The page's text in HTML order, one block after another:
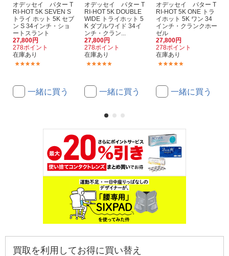
オデッセイ パター T
RI-HOT 5K SEVEN S
トライ ホット 5K セブ
ン S 34インチ・ショ
ートスラント
27,800円
278ポイント
在庫あり
一緒に買う
オデッセイ パター T
RI-HOT 5K DOUBLE
WIDE トライホット 5
K ダブルワイド 34イ
ンチ・クラン...
27,800円
278ポイント
在庫あり
一緒に買う
オデッセイ パター T
RI-HOT 5K ONE トラ
イホット 5K ワン 34
インチ・クランクホー
ゼル
27,800円
278ポイント
在庫あり
一緒に買う
買取を利用してお得に買い替え